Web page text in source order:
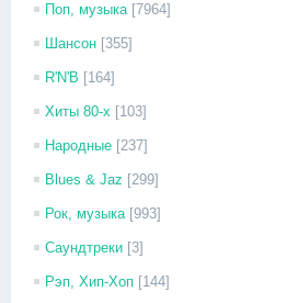
Поп, музыка [7964]
Шансон [355]
R'N'B [164]
Хиты 80-х [103]
Народные [237]
Blues & Jaz [299]
Рок, музыка [993]
Саундтреки [3]
Рэп, Хип-Хоп [144]